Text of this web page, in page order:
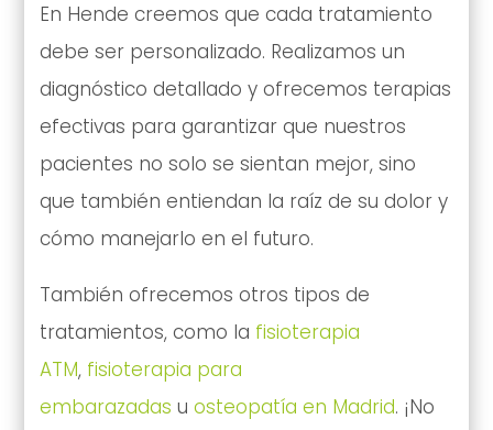
En Hende creemos que cada tratamiento
debe ser personalizado. Realizamos un
diagnóstico detallado y ofrecemos terapias
efectivas para garantizar que nuestros
pacientes no solo se sientan mejor, sino
que también entiendan la raíz de su dolor y
cómo manejarlo en el futuro.
También ofrecemos otros tipos de
tratamientos, como la fisioterapia
ATM, fisioterapia para
embarazadas u osteopatía en Madrid. ¡No